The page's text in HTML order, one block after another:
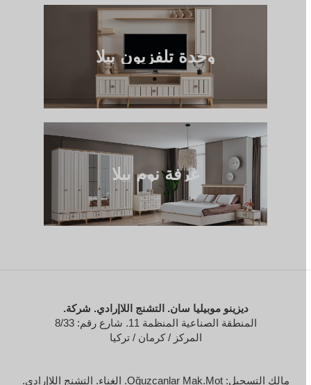
وحدة تلفزيون بيلا
غرفة نوم بيلا
ديزينو موبيليا سان. التشنج اللاإرادي. شركة.
المنطقة الصناعية المنظمة 11. شارع رقم: 8/33
المركز / كرمان / تركيا
مالك التسجيل: Oğuzcanlar Mak.Mot. الغناء. التشنج اللاإرادي.